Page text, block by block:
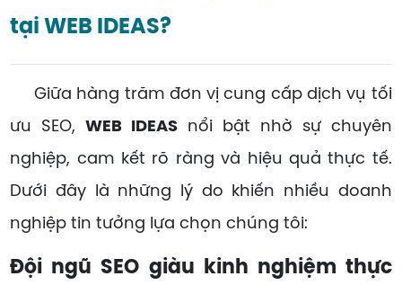
tại WEB IDEAS?
Giữa hàng trăm đơn vị cung cấp dịch vụ tối
ưu SEO,WEB IDEAS nổi bật nhờ sự chuyên
nghiệp, cam kết rõ ràng và hiệu quả thực tế.
Dưới đây là những lý do khiến nhiều doanh
nghiệp tin tưởng lựa chọn chúng tôi:
Đội ngũ SEO giàu kinh nghiệm thực